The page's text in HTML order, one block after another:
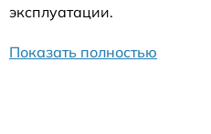
эксплуатации.
Показать полностью